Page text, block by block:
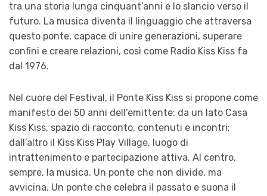
tra una storia lunga cinquant’anni e lo slancio verso il
futuro. La musica diventa il linguaggio che attraversa
questo ponte, capace di unire generazioni, superare
confini e creare relazioni, così come Radio Kiss Kiss fa
dal 1976.
Nel cuore del Festival, il Ponte Kiss Kiss si propone come
manifesto dei 50 anni dell’emittente: da un lato Casa
Kiss Kiss, spazio di racconto, contenuti e incontri;
dall’altro il Kiss Kiss Play Village, luogo di
intrattenimento e partecipazione attiva. Al centro,
sempre, la musica. Un ponte che non divide, ma
avvicina. Un ponte che celebra il passato e suona il